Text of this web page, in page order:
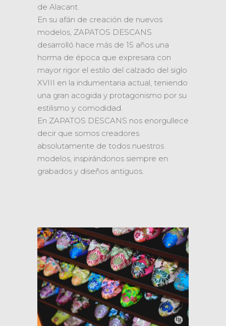
de Alacant.
En su afán de creación de nuevos
modelos, ZAPATOS DESCANS
desarrolló hace más de 15 años una
horma de época que expresara con
mayor rigor el estilo del calzado del siglo
XVIII en la indumentaria actual, teniendo
una gran acogida y protagonismo por su
estilismo y comodidad.
En ZAPATOS DESCANS nos enorgullece
decir que somos creadores
absolutamente de todos nuestros
modelos, inspirándonos siempre en
grabados y diseños antiguos.